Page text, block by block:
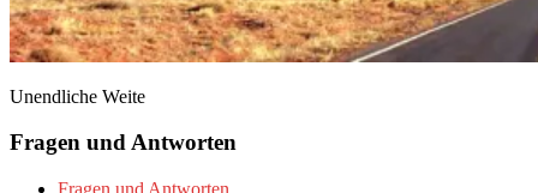
Unendliche Weite
Fragen und Antworten
Fragen und Antworten